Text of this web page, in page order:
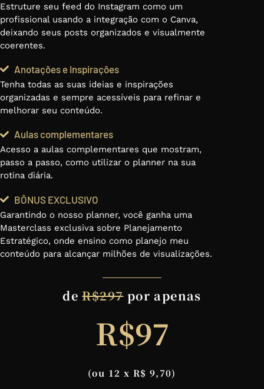
Estruture seu feed do Instagram como um
profissional usando a integração com o Canva,
deixando seus posts organizados e visualmente
coerentes.
Anotações e Inspirações
Tenha todas as suas ideias e inspirações
organizadas e sempre acessíveis para refinar e
melhorar seu conteúdo.
Aulas complementares
Acesso a aulas complementares que mostram,
passo a passo, como utilizar o planner na sua
rotina diária.
BÔNUS EXCLUSIVO
Garantindo o nosso planner, você ganha uma
Masterclass exclusiva sobre Planejamento
Estratégico, onde ensino como planejo meu
conteúdo para alcançar milhões de visualizações.
deR$297por apenas
R$97
(ou 12 x R$ 9,70)